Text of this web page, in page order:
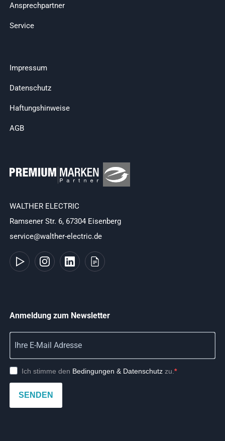
Ansprechpartner
Service
Impressum
Datenschutz
Haftungshinweise
AGB
WALTHER ELECTRIC
Ramsener Str. 6, 67304 Eisenberg
service@walther-electric.de
Anmeldung zum Newsletter
Ich stimme den Bedingungen & Datenschutz zu.
SENDEN